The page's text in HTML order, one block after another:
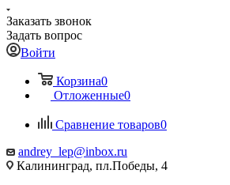
Заказать звонок
Задать вопрос
Войти
Корзина0
Отложенные0
Сравнение товаров0
andrey_lep@inbox.ru
Калининград, пл.Победы, 4